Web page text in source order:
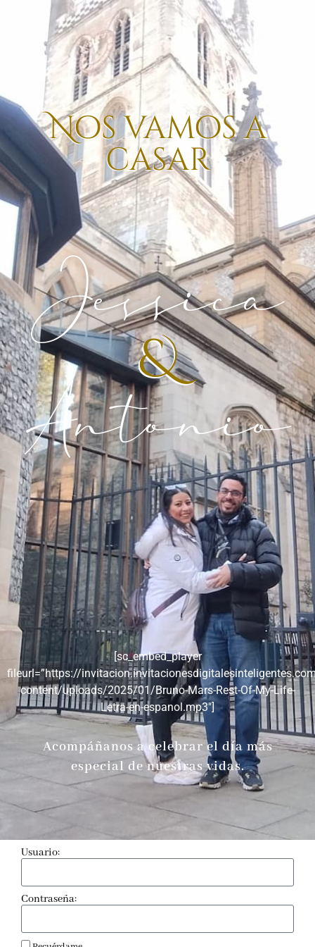
Nos vamos a
casar
Jessica
&
Antonio
[sc_embed_player
fileurl=”https://
content/uploads/2025/01/Bruno-Mars-Rest-Of-My-Life-
Letra-en-espanol.mp3″]
Acompáñanos a celebrar el día más
especial de nuestras vidas.
Usuario:
Contraseña: